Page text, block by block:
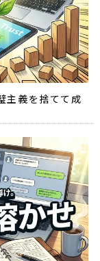
主義を捨てて成